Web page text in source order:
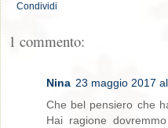
Condividi
1 commento:
Nina 23 maggio 2017
Che bel pensiero che
Hai ragione